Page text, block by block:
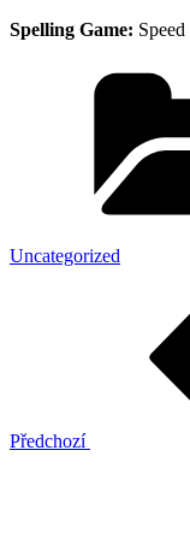
Spelling Game:
Uncategorized
Předchozí